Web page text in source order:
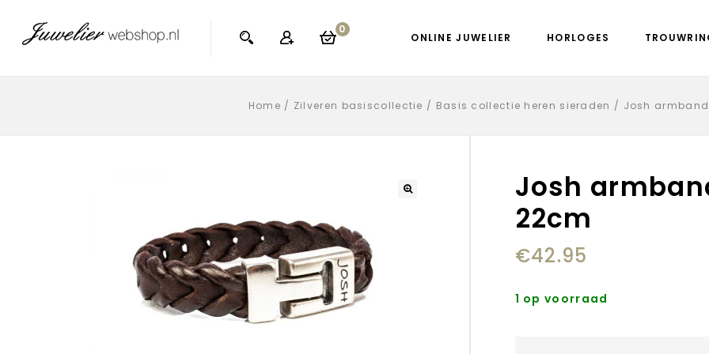
0
ONLINE JUWELIER HORLOGES
Home / Zilveren basiscollectie / Basis collectie heren sieraden / Josh
Josh
22cm
€42.95
1 op voorraad